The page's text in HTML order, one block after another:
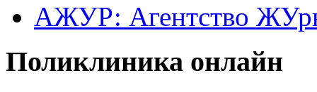
АЖУР: Агентство
Поликлиника онлайн